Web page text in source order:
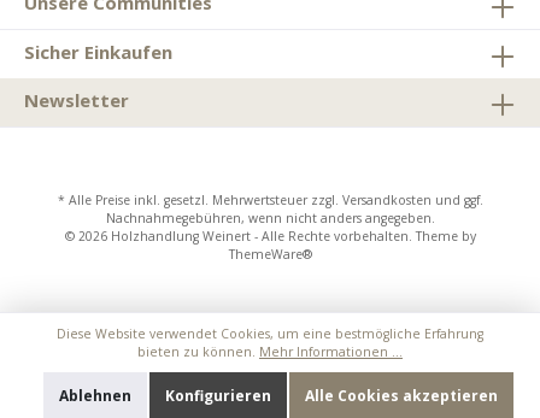
Sicher Einkaufen
Newsletter
* Alle Preise inkl. gesetzl. Mehrwertsteuer zzgl. Versandkosten und ggf.
Nachnahmegebühren, wenn nicht anders angegeben.
© 2026 Holzhandlung Weinert - Alle Rechte vorbehalten. Theme by
ThemeWare®
Diese Website verwendet Cookies, um eine bestmögliche Erfahrung
bieten zu können. Mehr Informationen ...
Ablehnen Konfigurieren Alle Cookies akzeptieren